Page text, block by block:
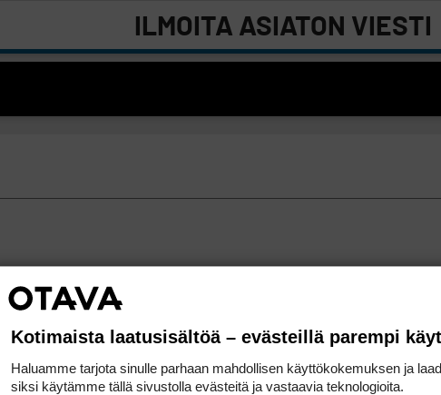
ILMOITA ASIATON VIESTI
Kotimaista laatusisältöä – evästeillä parempi
Haluamme tarjota sinulle parhaan mahdollisen käyttökokemuksen ja
siksi käytämme tällä sivustolla evästeitä ja vastaavia teknologioita.